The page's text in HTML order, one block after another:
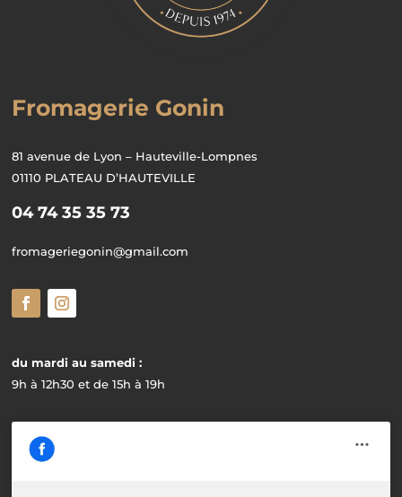
Fromagerie Gonin
81 avenue de Lyon – Hauteville-Lompnes
01110 PLATEAU D’HAUTEVILLE
04 74 35 35 73
fromageriegonin@gmail.com
du mardi au samedi :
9h à 12h30 et de 15h à 19h